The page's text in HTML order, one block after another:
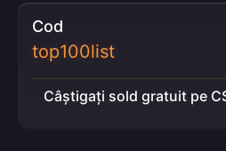
Cod
top100list
Câștigați sold gratuit pe